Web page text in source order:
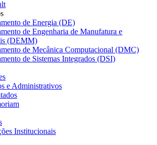
de Energia (DE)
de Engenharia de Manufatura e
(DEMM)
de Mecânica Computacional (DMC)
de Sistemas Integrados (DSI)
e Administrativos
Institucionais